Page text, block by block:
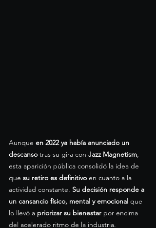
Aunque en 2022 ya había anunciado un
descanso tras su gira con Jazz Magnetism,
esta aparición pública consolidó la idea de
que su retiro es definitivo en cuanto a la
actividad constante. Su decisión responde a
un cansancio físico, mental y emocional que
lo llevó a priorizar su bienestar por encima
del acelerado ritmo de la industria.